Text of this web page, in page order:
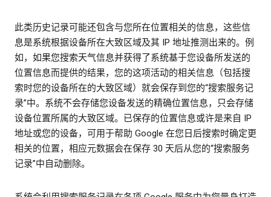
此类历史记录可能还包含与您所在位置相关的信息，这些信
息是系统根据设备所在大致区域及其 IP 地址推测出来的。例
如，如果您搜索天气信息并获得了系统基于您设备所发送的
位置信息而提供的结果，您的这项活动的相关信息（包括搜
索时您的设备所在的大致区域）就会保存到您的“搜索服务记
录”中。系统不会存储您设备发送的精确位置信息，只会存储
设备位置所属的大致区域。已保存的位置信息或许是来自 IP
地址或您的设备，可用于帮助 Google 在您日后搜索时确定更
相关的位置，相应元数据会在保存 30 天后从您的“搜索服务
记录”中自动删除。